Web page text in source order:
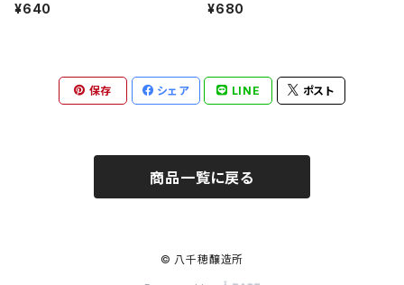
¥640 ¥680
保存 シェア LINE ポスト
商品一覧に戻る
© 八千穂醸造所